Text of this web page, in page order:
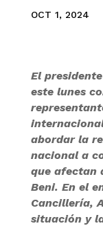
OCT 1, 2024
El
este lunes
abordar la
nacional a
que afectan
Beni. En el
Cancillería,
situación y